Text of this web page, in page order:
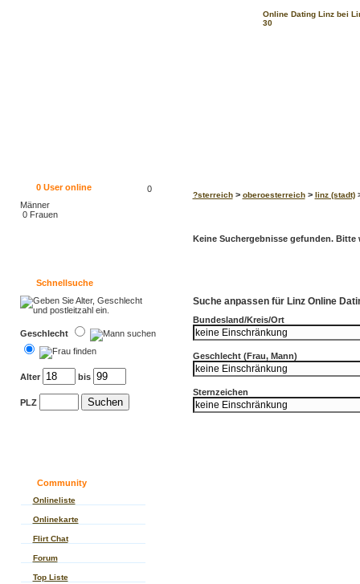
Online Dating Linz bei
30
0User online
0
Männer
0 Frauen
Schnellsuche
Geschlecht
Alter bis
PLZ
Community
Onlineliste
Onlinekarte
Flirt Chat
Forum
Top Liste
?sterreich> oberoesterreich> linz (stadt)
Keine Suchergebnisse gefunden. Bitte
Suche anpassen für Linz Online
Bundesland/Kreis/Ort
Geschlecht (Frau, Mann)
Sternzeichen